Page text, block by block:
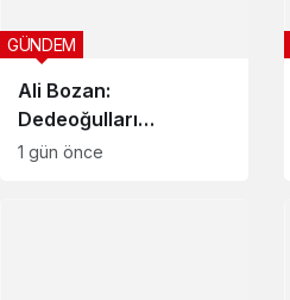
Ali Bozan:
Dedeoğulları
katliamını
GÜNDEM
1 gün önce